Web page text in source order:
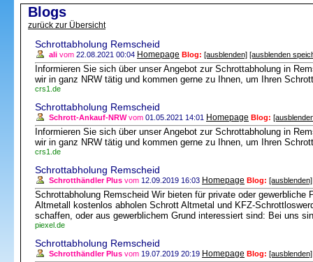
Blogs
zurück zur Übersicht
Schrottabholung Remscheid
ali vom 22.08.2021 00:04 Homepage Blog: [ausblenden] [ausblenden
Informieren Sie sich über unser Angebot zur Schrottabholung in
wir in ganz NRW tätig und kommen gerne zu Ihnen, um Ihren
crs1.de
Schrottabholung Remscheid
Schrott-Ankauf-NRWvom 01.05.2021 14:01 Homepage Blog:
Informieren Sie sich über unser Angebot zur Schrottabholung in
wir in ganz NRW tätig und kommen gerne zu Ihnen, um Ihren
crs1.de
Schrottabholung Remscheid
Schrotthändler Plus vom 12.09.2019 16:03 Homepage Blog: [ausblenden]
Schrottabholung Remscheid Wir bieten für private oder gewerbliche
Altmetall kostenlos abholen Schrott Altmetal und KFZ-
schaffen, oder aus gewerblichem Grund interessiert sind: Bei uns
piexel.de
Schrottabholung Remscheid
Schrotthändler Plus vom 19.07.2019 20:19 Homepage Blog: [ausblenden]